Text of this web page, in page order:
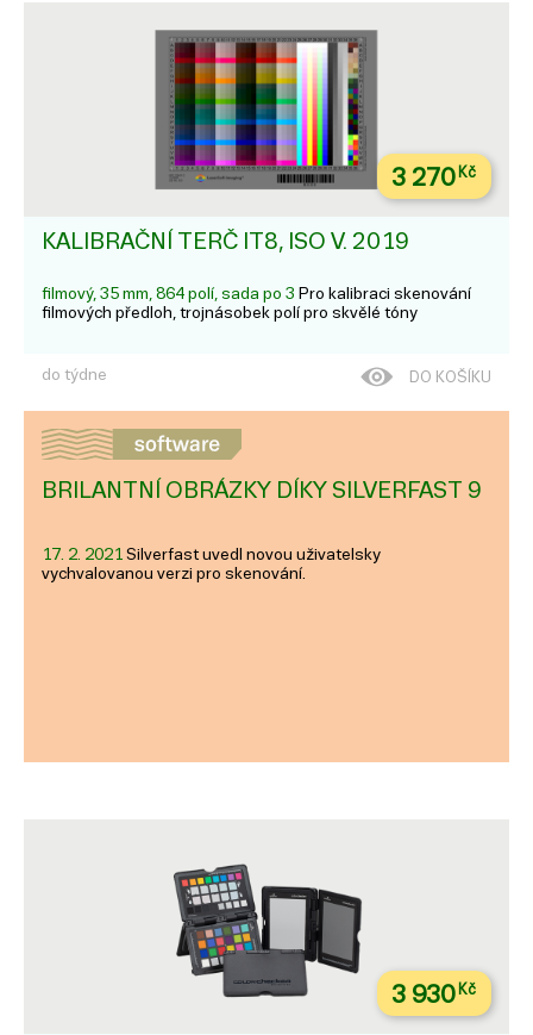
3 270Kč
KALIBRAČNÍ TERČ IT8, ISO V. 2019
filmový, 35 mm, 864 polí, sada po 3 Pro kalibraci skenování
filmových předloh, trojnásobek polí pro skvělé tóny
do týdne DO KOŠÍKU
BRILANTNÍ OBRÁZKY DÍKY SILVERFAST 9
17. 2. 2021 Silverfast uvedl novou uživatelsky
vychvalovanou verzi pro skenování.
3 930Kč